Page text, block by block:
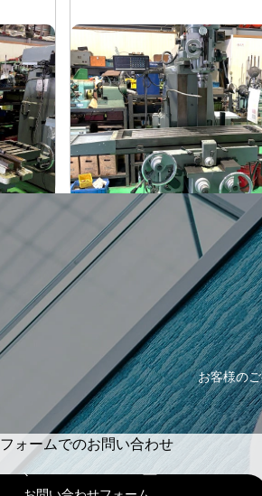
#1.5ラムフライス盤
メーカー 静岡
形 式VHR-A
年 式1989
お客様の
フォームでのお問い合わせ